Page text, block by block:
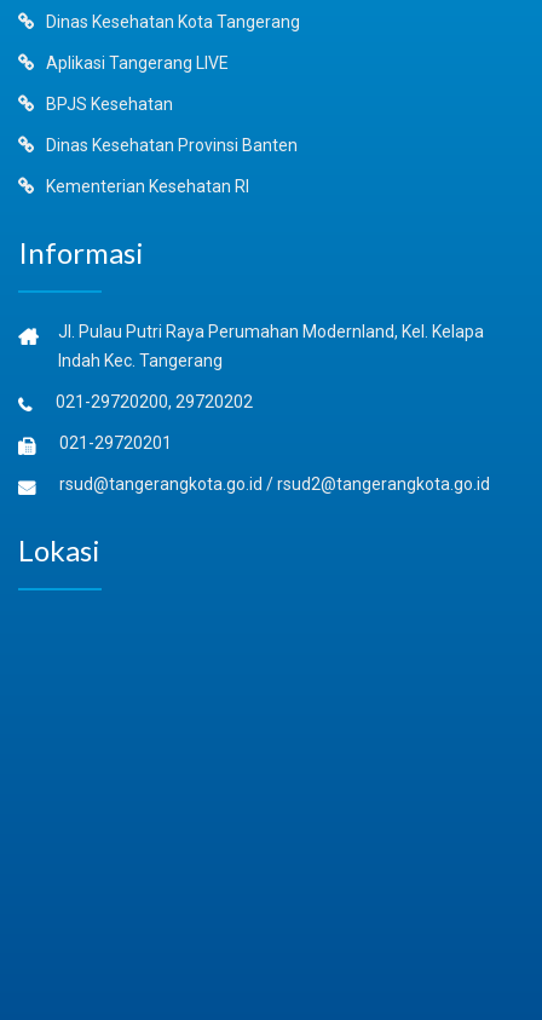
Dinas Kesehatan Kota Tangerang
Aplikasi Tangerang LIVE
BPJS Kesehatan
Dinas Kesehatan Provinsi Banten
Kementerian Kesehatan RI
Informasi
Jl. Pulau Putri Raya Perumahan Modernland, Kel. Kelapa
Indah Kec. Tangerang
021-29720200, 29720202
021-29720201
rsud@tangerangkota.go.id /rsud2@tangerangkota.go.id
Lokasi